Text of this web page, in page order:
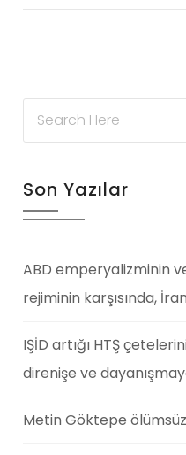
Son Yazılar
ABD emperyalizminin
rejiminin karşısında,
IŞİD artığı HTŞ
direnişe ve
Metin Göktepe